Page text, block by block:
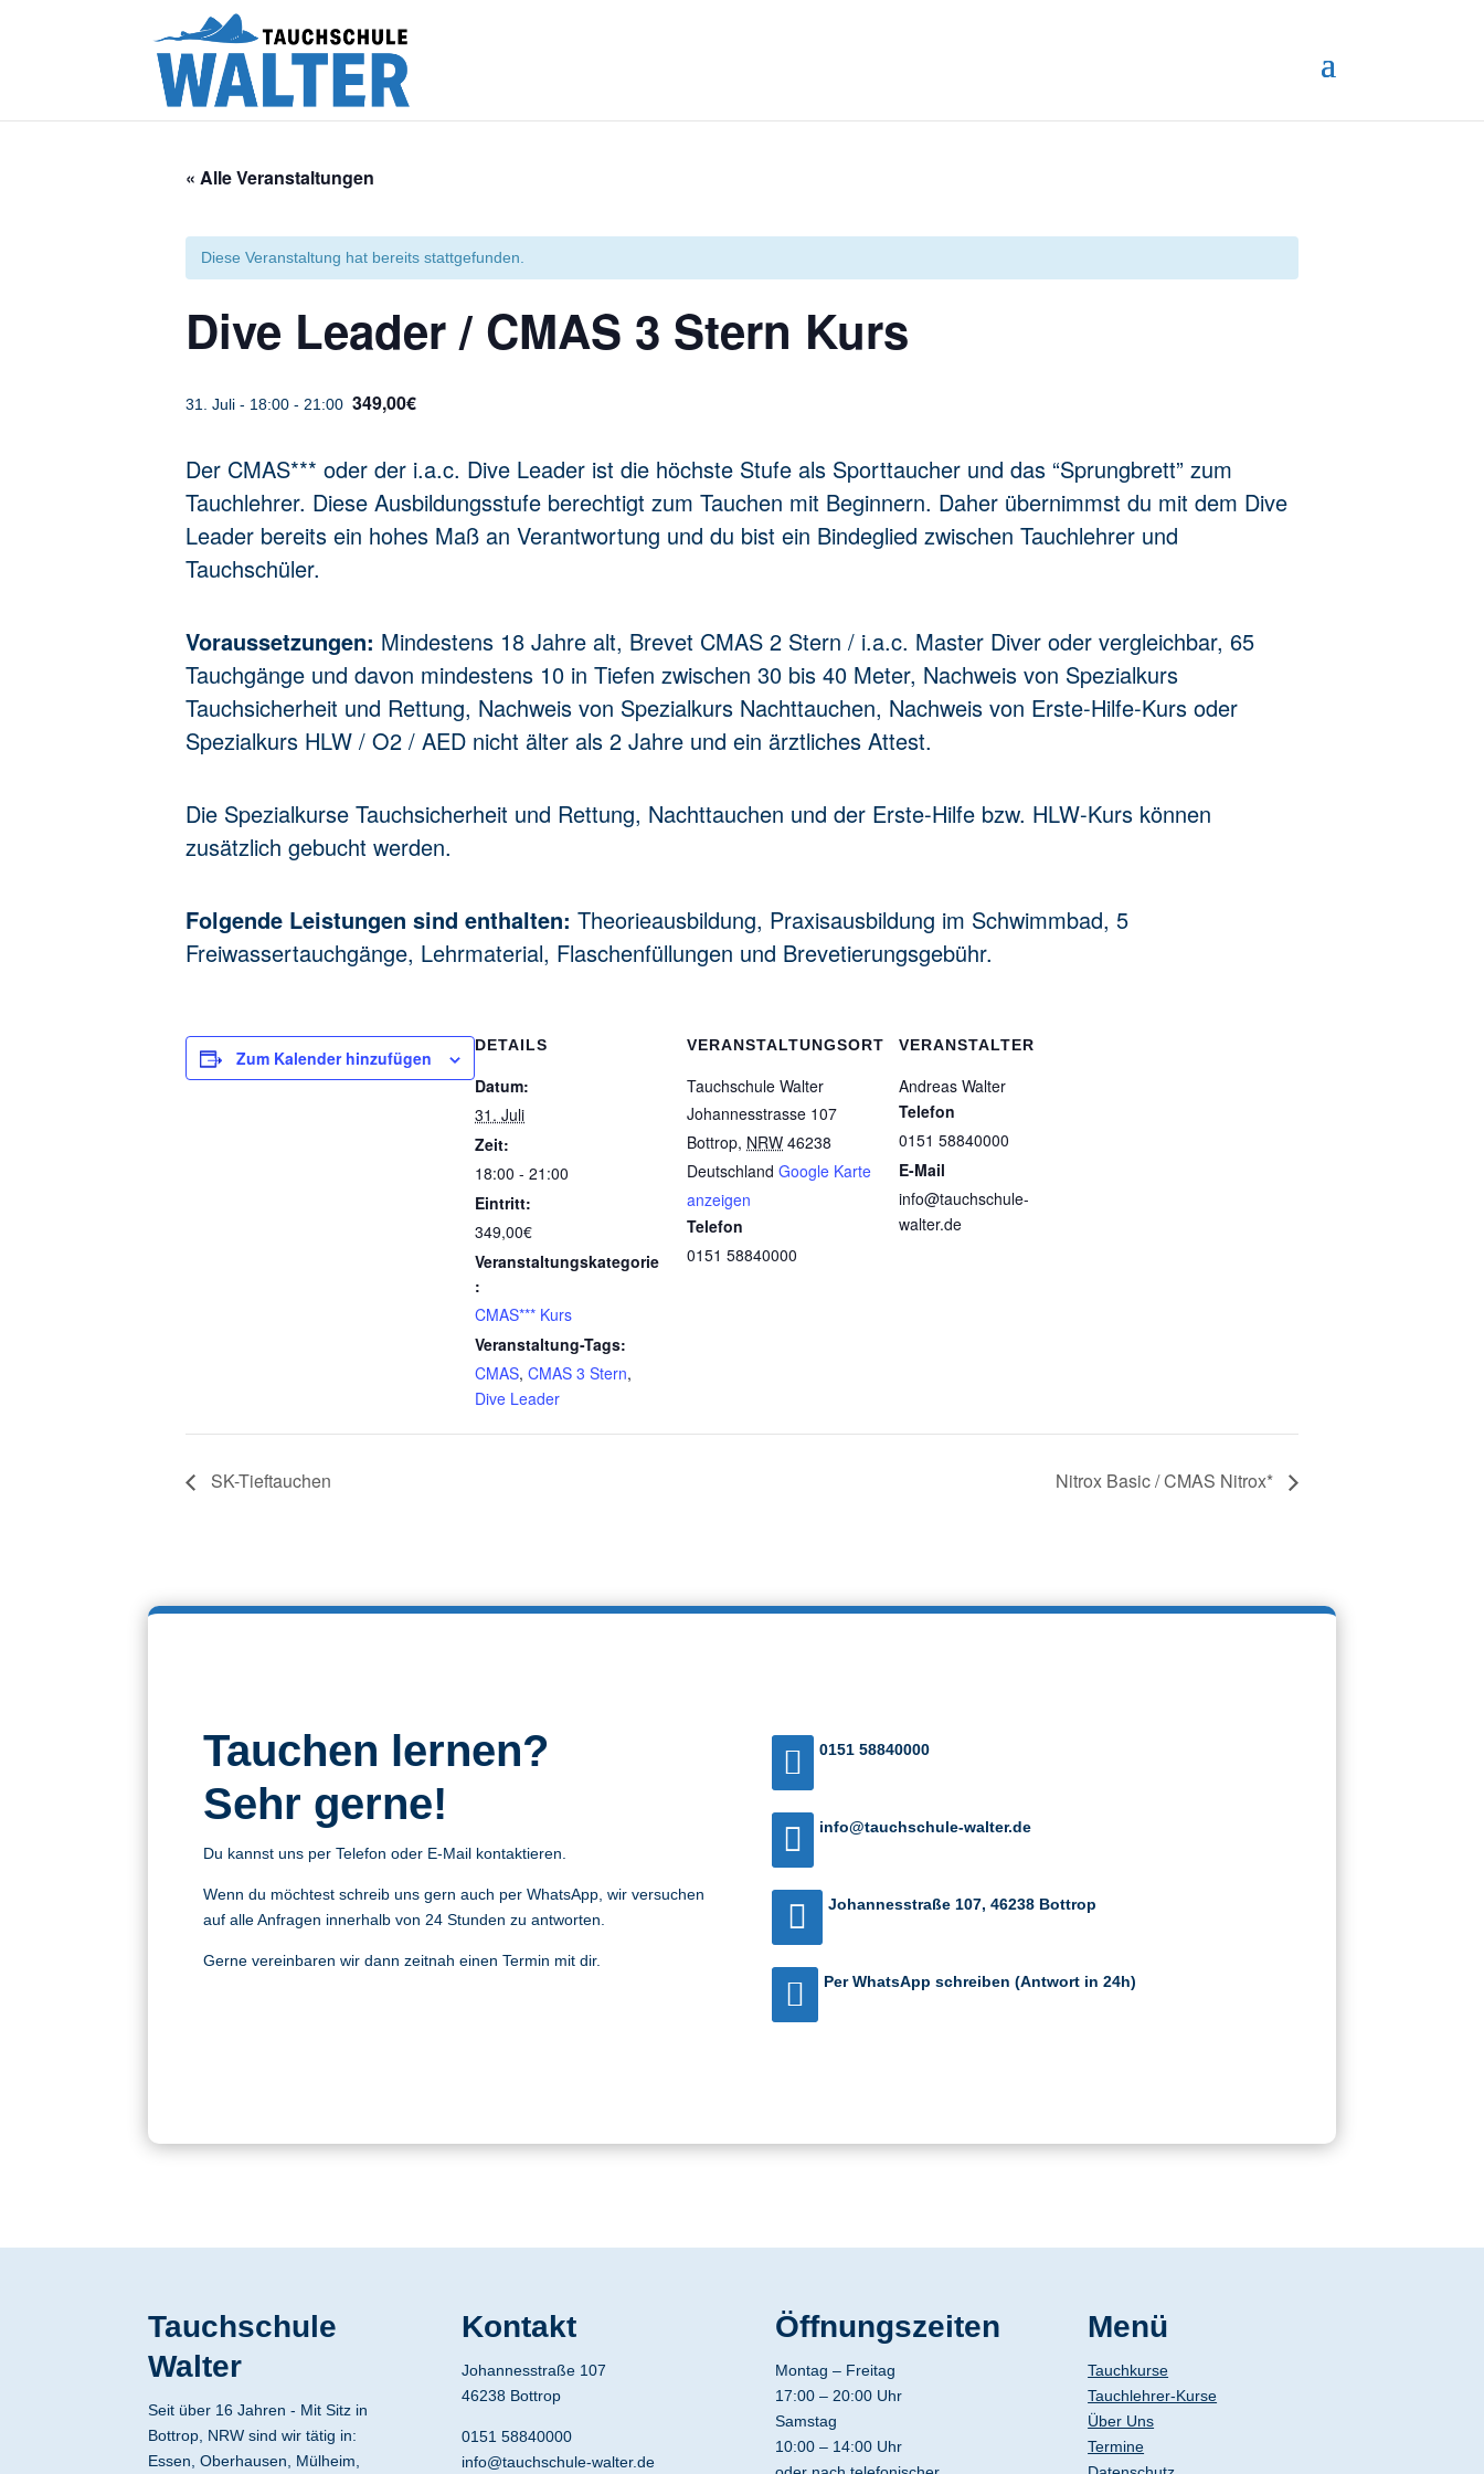
« Alle Veranstaltungen
Diese Veranstaltung hat bereits stattgefunden.
Dive Leader / CMAS 3 Stern Kurs
31. Juli - 18:00 - 21:00 349,00€
Der CMAS*** oder der i.a.c. Dive Leader ist die höchste Stufe als Sporttaucher und das “Sprungbrett” zum
Tauchlehrer. Diese Ausbildungsstufe berechtigt zum Tauchen mit Beginnern. Daher übernimmst du mit dem Dive
Leader bereits ein hohes Maß an Verantwortung und du bist ein Bindeglied zwischen Tauchlehrer und
Tauchschüler.
Voraussetzungen: Mindestens 18 Jahre alt, Brevet CMAS 2 Stern / i.a.c. Master Diver oder vergleichbar, 65
Tauchgänge und davon mindestens 10 in Tiefen zwischen 30 bis 40 Meter, Nachweis von Spezialkurs
Tauchsicherheit und Rettung, Nachweis von Spezialkurs Nachttauchen, Nachweis von Erste-Hilfe-Kurs oder
Spezialkurs HLW / O2 / AED nicht älter als 2 Jahre und ein ärztliches Attest.
Die Spezialkurse Tauchsicherheit und Rettung, Nachttauchen und der Erste-Hilfe bzw. HLW-Kurs können
zusätzlich gebucht werden.
Folgende Leistungen sind enthalten: Theorieausbildung, Praxisausbildung im Schwimmbad, 5
Freiwassertauchgänge, Lehrmaterial, Flaschenfüllungen und Brevetierungsgebühr.
Zum Kalender hinzufügen
DETAILS
Datum:
31. Juli
Zeit:
18:00 - 21:00
Eintritt:
349,00€
Veranstaltungskategorie
:
CMAS*** Kurs
Veranstaltung-Tags:
CMAS, CMAS 3 Stern,
Dive Leader
VERANSTALTUNGSORT
Tauchschule Walter
Johannesstrasse 107
Bottrop, NRW 46238
Deutschland Google Karte
anzeigen
Telefon
0151 58840000
VERANSTALTER
Andreas Walter
Telefon
0151 58840000
E-Mail
info@tauchschule-
walter.de
SK-Tieftauchen Nitrox Basic / CMAS Nitrox*
Tauchen lernen?
Sehr gerne!
Du kannst uns per Telefon oder E-Mail kontaktieren.
Wenn du möchtest schreib uns gern auch per WhatsApp, wir versuchen
auf alle Anfragen innerhalb von 24 Stunden zu antworten.
Gerne vereinbaren wir dann zeitnah einen Termin mit dir.
 0151 58840000
 info@tauchschule-walter.de
 Johannesstraße 107, 46238 Bottrop
 Per WhatsApp schreiben (Antwort in 24h)
Tauchschule
Walter
Seit über 16 Jahren - Mit Sitz in
Bottrop, NRW sind wir tätig in:
Essen, Oberhausen, Mülheim,
Kontakt
Johannesstraße 107
46238 Bottrop
0151 58840000
info@tauchschule-walter.de
Öffnungszeiten
Montag – Freitag
17:00 – 20:00 Uhr
Samstag
10:00 – 14:00 Uhr
Menü
Tauchkurse
Tauchlehrer-Kurse
Über Uns
Termine